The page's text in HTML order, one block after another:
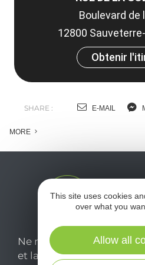
Boulevard de
12800
Obtenir
SHARE : E-MAIL
MORE
Ne manquez pas notre
et laissez-vous inspirer
This site uses cookies
over what you
Allow all